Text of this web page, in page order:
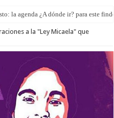
la agenda ¿A dónde ir? para este
a la "Ley Micaela" que